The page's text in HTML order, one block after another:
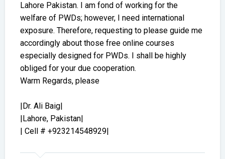
Lahore Pakistan. I am fond of working for the
welfare of PWDs; however, I need international
exposure. Therefore, requesting to please guide me
accordingly about those free online courses
especially designed for PWDs. I shall be highly
obliged for your due cooperation.
Warm Regards, please
|Dr. Ali Baig|
|Lahore, Pakistan|
| Cell # +923214548929|